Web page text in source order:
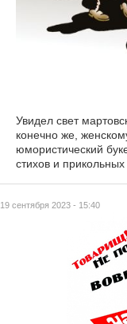
19 сентября 2023 - 15:40
Увидел свет
конечно же, женскому празднику.
юмористический
стихов и прикольных